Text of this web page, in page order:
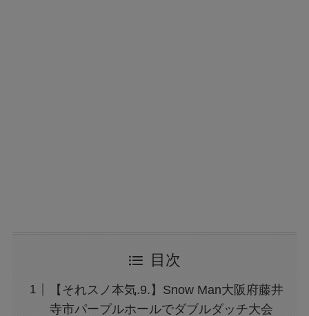
目次
【それスノ本気.9.】Snow Man大阪府藤井
寺市パープルホールでダブルダッチ大会